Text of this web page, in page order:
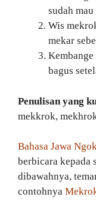
sudah mau
Wis
mekar
bagus
Penulisan yang
mekkrok,
Bahasa Jawa
berbicara kepada
dibawahnya,
contohnya